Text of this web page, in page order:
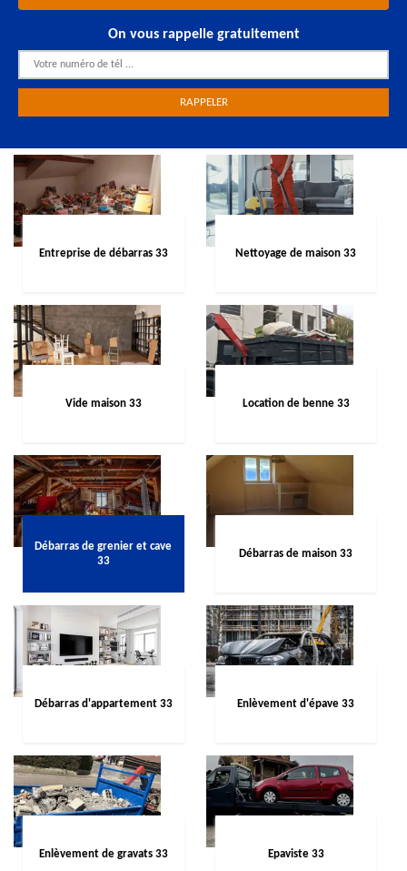
On vous rappelle gratuitement
Entreprise de débarras 33 Nettoyage de maison 33
Vide maison 33 Location de benne 33
Débarras de grenier et cave
33
Débarras de maison 33
Débarras d'appartement 33 Enlèvement d'épave 33
Enlèvement de gravats 33 Epaviste 33